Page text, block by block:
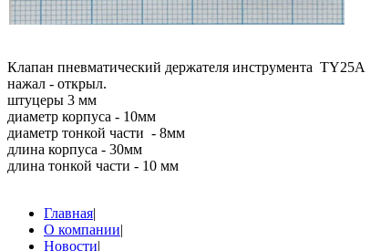
Клапан пневматический держателя инструмента TY25А
нажал - открыл.
штуцеры 3 мм
диаметр корпуса - 10мм
диаметр тонкой части - 8мм
длина корпуса - 30мм
длина тонкой части - 10 мм
Главная|
О компании|
Новости|